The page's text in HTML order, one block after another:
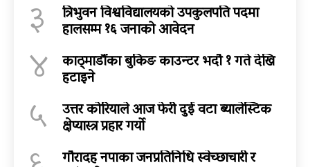
३ त्रिभुवन विश्वविद्यालयको उपकुलपति पदमा
हालसम्म १६ जनाको आवेदन
४ काठ्माडौंका बुकिङ काउन्टर भदौ १ गते देखि
हटाइने
५ उत्तर कोरियाले आज फेरी दुई वटा ब्यालेस्टिक
क्षेप्यास्त्र प्रहार गर्यो
गौरादह नपाका जनप्रतिनिधि स्वेच्छाचारी र